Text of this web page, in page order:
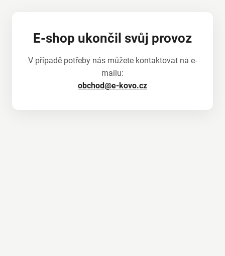
E-shop ukončil svůj provoz
V případě potřeby nás můžete kontaktovat na e-
mailu:
obchod@e-kovo.cz